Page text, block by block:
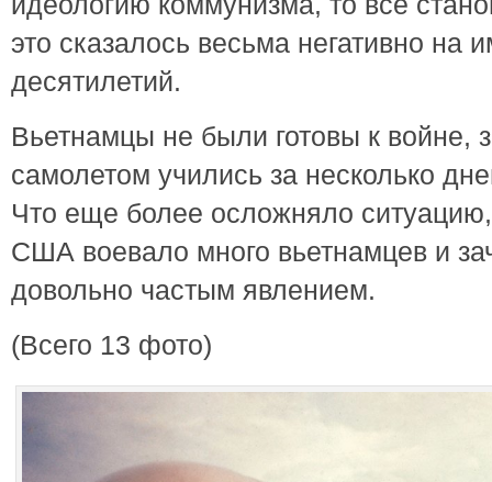
это сказалось весьма негативно
десятилетий.
Вьетнамцы не были готовы к войне,
самолетом учились за несколько
Что еще более осложняло ситуацию,
США воевало много вьетнамцев и
довольно частым явлением.
(Всего 13 фото)